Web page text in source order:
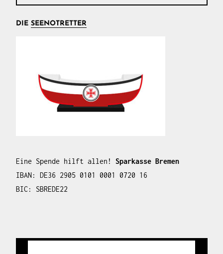
DIE SEENOTRETTER
Eine Spende hilft allen!
Sparkasse Bremen
IBAN: DE36 2905 0101 0001 0720 16
BIC: SBREDE22